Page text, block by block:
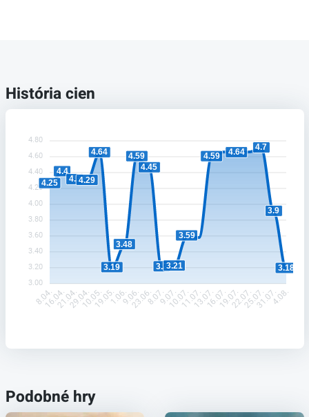
História cien
4.80
4.60
4.40
4.20
4.00
3.80
3.60
3.40
3.20
3.00
4.25
4.4
4.34.29
4.64
3.19
3.48
4.59
4.45
3.23.21
3.59
4.59 4.64 4.7
3.9
3.18
8.04.
16.04.21.04.29.04.10.05.19.05.1.06.9.06.23.06.8.07.9.07.10.07.11.07.13.07.16.07.19.07.22.07.25.07.31.07.4.08.
Podobné hry